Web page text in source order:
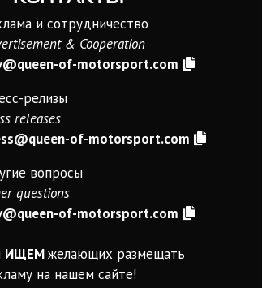
и сотрудничество
& Cooperation
of-motorsport.com
релизы
releases
of-motorsport.com
вопросы
questions
of-motorsport.com
ИЩЕМжелающих размещать
на нашем сайте!